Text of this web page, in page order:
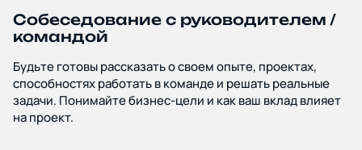
Собеседование с руководителем /
командой
Будьте готовы рассказать о своем опыте, проектах,
способностях работать в команде и решать реальные
задачи. Понимайте бизнес-цели и как ваш вклад влияет
на проект.